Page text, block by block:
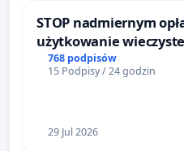
STOP nadmiernym
użytkowanie
zajmowanych przez
ogrody działkowe.
768 podpisów
15 Podpisy / 24 godzin
29 Jul 2026